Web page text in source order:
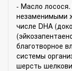
- Масло лосося.
незаменимыми
числе DHA
благотворное
системы
шерсть